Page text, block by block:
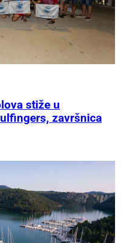
stiže u
završnica